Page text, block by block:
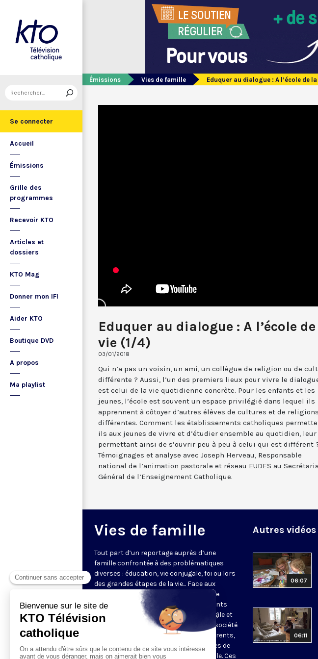
Se connecter
Accueil
Émissions
Grille des
programmes
Recevoir KTO
Articles et
dossiers
KTO Mag
Donner mon IFI
Aider KTO
Boutique DVD
A propos
Ma playlist
Émissions Vies de famille Eduquer au dialogue : A l’école de
Eduquer au dialogue : A l’école
vie (1/4)
03/01/2018
Qui n’a pas un voisin, un ami, un collègue de religion ou de
différente ? Aussi, l’un des premiers lieux pour vivre le
est celui de la vie quotidienne concrète. Pour les enfants et les
jeunes, l’école est souvent un espace privilégié dans lequel ils
apprennent à côtoyer d’autres élèves de cultures et de religions
différentes. Comment les établissements catholiques
ils aux jeunes de vivre et d’étudier ensemble au quotidien, leur
permettant ainsi de s’ouvrir peu à peu à celui qui est différent
Témoignages et analyse avec Joseph Herveau, Responsable
national de l’animation pastorale et réseau EUDES au
Général de l’Enseignement Catholique.
Vies de famille
Tout part d’un reportage auprès d’une
famille confrontée à des problématiques
diverses : éducation, vie conjugale, foi ou lors
des grandes étapes de la vie... Face aux
questions très concrètes, KTO propose
repères et conseils avec des intervenants
d'expérience qui s’appuient sur l’Evangile et
l’anthropologie chrétienne. Dans une société
en pleine évolution, jeunes couples, parents,
grands-parents y trouveront des pistes de
réflexion pour soutenir leur vie de famille. Ces
Autres
06:07
06:11